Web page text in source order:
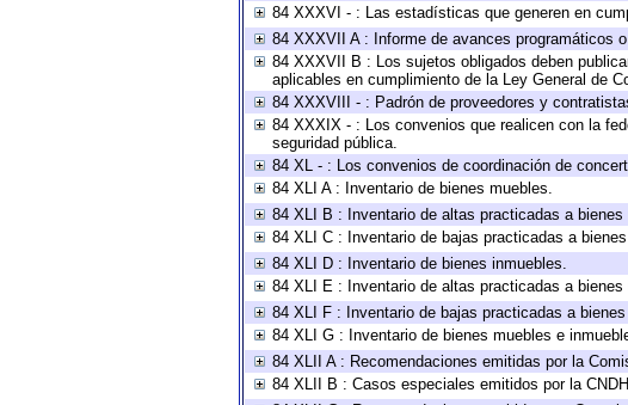
84 XXXVI - : Las estadísticas que generen en
84 XXXVII A : Informe de avances programáticos
84 XXXVII B : Los sujetos obligados deben
aplicables en cumplimiento de la Ley General de
84 XXXVIII - : Padrón de proveedores y
84 XXXIX - : Los convenios que realicen con la
seguridad pública.
84 XL - : Los convenios de coordinación de
84 XLI A : Inventario de bienes muebles.
84 XLI B : Inventario de altas practicadas a bienes
84 XLI C : Inventario de bajas practicadas a
84 XLI D : Inventario de bienes inmuebles.
84 XLI E : Inventario de altas practicadas a bienes
84 XLI F : Inventario de bajas practicadas a
84 XLI G : Inventario de bienes muebles e
84 XLII A : Recomendaciones emitidas por la
84 XLII B : Casos especiales emitidos por la